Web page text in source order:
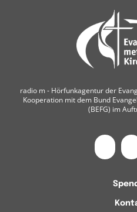
radio m ‐ Hörfunkagentur der
Kooperation mit dem Bund
(BEFG) im